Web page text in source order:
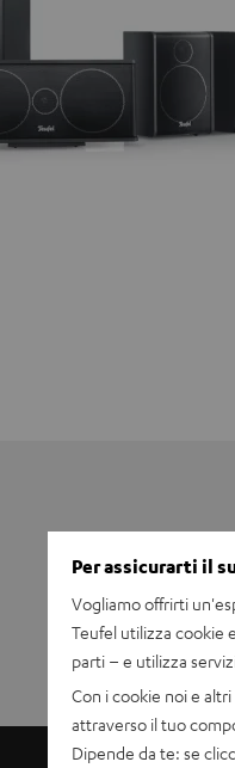
Per assicurarti il
Vogliamo offrirti
Teufel utilizza cookie
parti – e utilizza
Con i cookie noi e
attraverso il tuo
Dipende da te: se